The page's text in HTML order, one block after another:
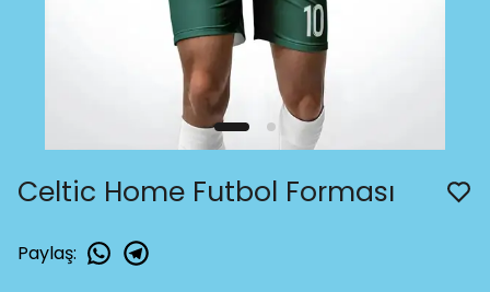
Celtic Home Futbol Forması
Paylaş: